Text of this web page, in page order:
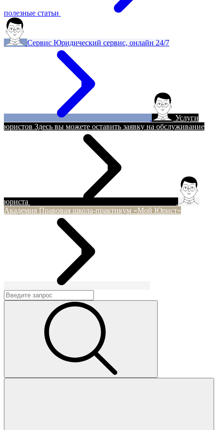
полезные статьи
Сервис Юридический сервис, онлайн 24/7
Услуги
юристов Здесь вы можете оставить заявку на обслуживание
юриста
Академия Правовая школа-практикум «Мой Юрист»